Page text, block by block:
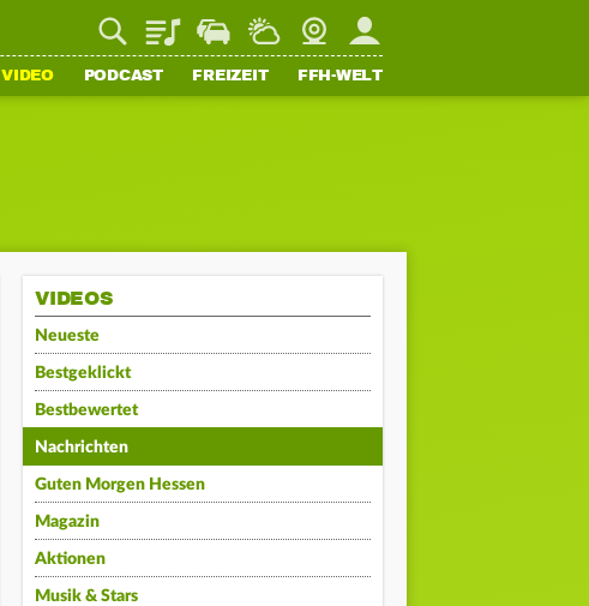
PlaylistStaupilotWetterWebcamMein FFH
VIDEO PODCAST FREIZEIT FFH-WELT
VIDEOS
Neueste
Bestgeklickt
Bestbewertet
Nachrichten
Guten Morgen Hessen
Magazin
Aktionen
Musik & Stars